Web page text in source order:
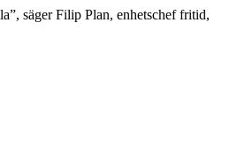
säger Filip Plan, enhetschef fritid,